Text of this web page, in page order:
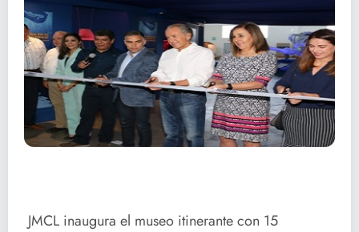
JMCL inaugura el museo itinerante con 15